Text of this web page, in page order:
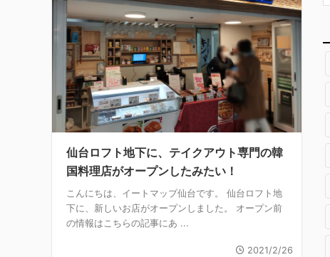
仙台ロフト地下に、テイクアウト専門の韓
国料理店がオープンしたみたい！
こんにちは、イートマップ仙台です。 仙台ロフト地
下に、新しいお店がオープンしました。 オープン前
の情報はこちらの記事にあ ...
2021/2/26